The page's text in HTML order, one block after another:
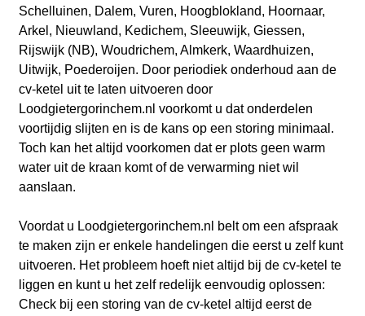
Schelluinen, Dalem, Vuren, Hoogblokland, Hoornaar,
Arkel, Nieuwland, Kedichem, Sleeuwijk, Giessen,
Rijswijk (NB), Woudrichem, Almkerk, Waardhuizen,
Uitwijk, Poederoijen. Door periodiek onderhoud aan de
cv-ketel uit te laten uitvoeren door
Loodgietergorinchem.nl voorkomt u dat onderdelen
voortijdig slijten en is de kans op een storing minimaal.
Toch kan het altijd voorkomen dat er plots geen warm
water uit de kraan komt of de verwarming niet wil
aanslaan.
Voordat u Loodgietergorinchem.nl belt om een afspraak
te maken zijn er enkele handelingen die eerst u zelf kunt
uitvoeren. Het probleem hoeft niet altijd bij de cv-ketel te
liggen en kunt u het zelf redelijk eenvoudig oplossen:
Check bij een storing van de cv-ketel altijd eerst de